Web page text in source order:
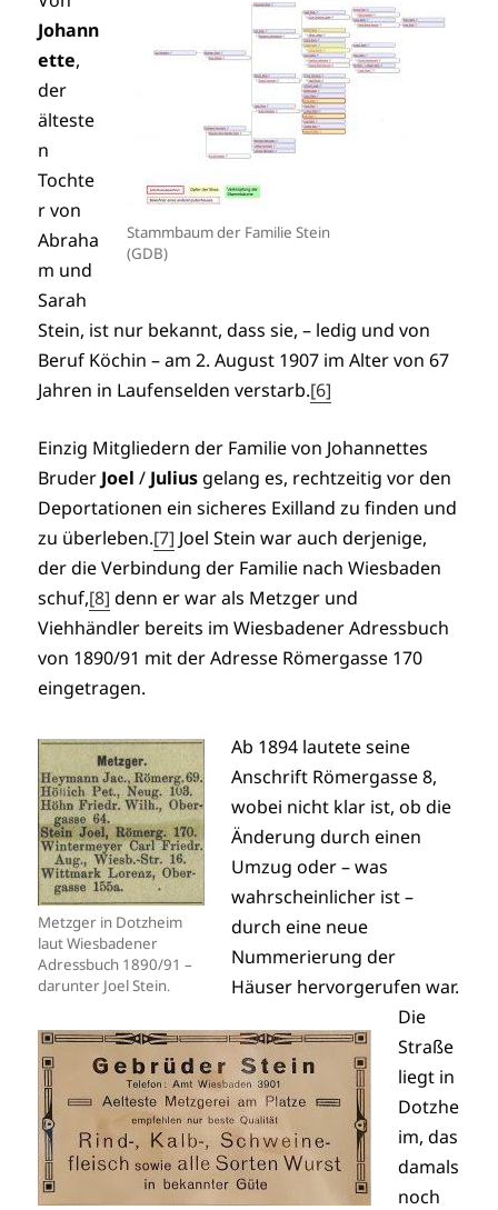
Stammbaum der Familie Stein
(GDB)
Johann
ette,
der
älteste
n
Tochte
r von
Abraha
m und
Sarah
Stein, ist nur bekannt, dass sie, – ledig und von
Beruf Köchin – am 2. August 1907 im Alter von 67
Jahren in Laufenselden verstarb.[6]
Einzig Mitgliedern der Familie von Johannettes
Bruder Joel / Julius gelang es, rechtzeitig vor den
Deportationen ein sicheres Exilland zu finden und
zu überleben.[7] Joel Stein war auch derjenige,
der die Verbindung der Familie nach Wiesbaden
schuf,[8] denn er war als Metzger und
Viehhändler bereits im Wiesbadener Adressbuch
von 1890/91 mit der Adresse Römergasse 170
eingetragen.
Metzger in Dotzheim
laut Wiesbadener
Adressbuch 1890/91 –
darunter Joel Stein.
Ab 1894 lautete seine
Anschrift Römergasse 8,
wobei nicht klar ist, ob die
Änderung durch einen
Umzug oder – was
wahrscheinlicher ist –
durch eine neue
Nummerierung der
Häuser hervorgerufen war.
Die
Straße
liegt in
Dotzhe
im, das
damals
noch